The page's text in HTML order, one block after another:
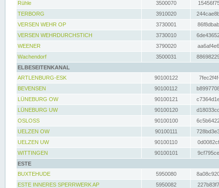
Rühle
3500070
TERBORG
3910020
VERSEN WEHR OP
3730001
VERSEN WEHRDURCHSTICH
3730010
WEENER
3790020
Wachendorf
3500031
ELBESEITENKANAL
ARTLENBURG-ESK
90100122
BEVENSEN
90100112
LÜNEBURG OW
90100121
LÜNEBURG UW
90100120
OSLOSS
90100100
UELZEN OW
90100111
UELZEN UW
90100110
WITTINGEN
90100101
ESTE
BUXTEHUDE
5950080
ESTE INNERES SPERRWERK AP
5950082